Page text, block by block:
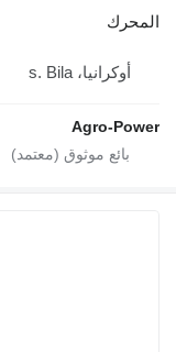
المحرك
أوكرانيا، s. Bila
Agro-Power